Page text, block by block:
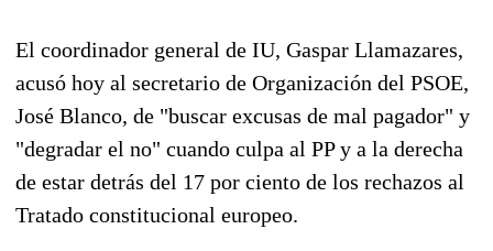
El coordinador general de IU, Gaspar Llamazares,
acusó hoy al secretario de Organización del PSOE,
José Blanco, de "buscar excusas de mal pagador" y
"degradar el no" cuando culpa al PP y a la derecha
de estar detrás del 17 por ciento de los rechazos al
Tratado constitucional europeo.